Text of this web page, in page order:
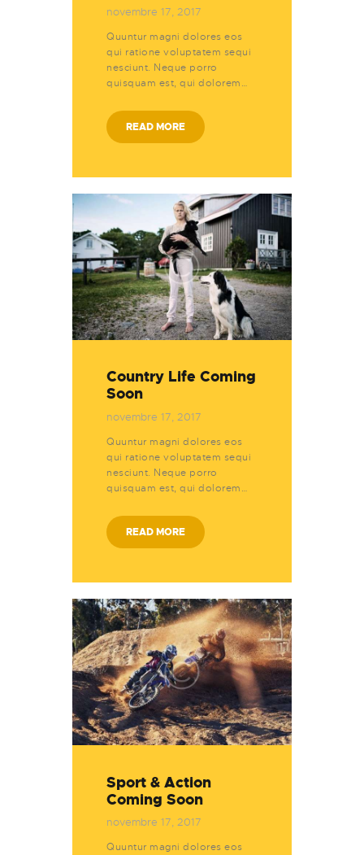
novembre 17, 2017
Quuntur magni dolores eos
qui ratione voluptatem sequi
nesciunt. Neque porro
quisquam est, qui dolorem…
READ MORE
Country Life Coming
Soon
novembre 17, 2017
Quuntur magni dolores eos
qui ratione voluptatem sequi
nesciunt. Neque porro
quisquam est, qui dolorem…
READ MORE
Sport & Action
Coming Soon
novembre 17, 2017
Quuntur magni dolores eos